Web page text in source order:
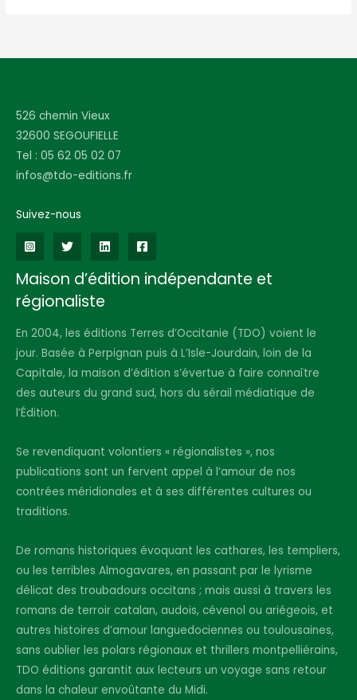
526 chemin Vieux
32600 SEGOUFIELLE
Tel : 05 62 05 02 07
infos@tdo-editions.fr
Suivez-nous
Maison d’édition indépendante et
régionaliste
En 2004, les éditions Terres d’Occitanie (TDO) voient le
jour. Basée à Perpignan puis à L’Isle-Jourdain, loin de la
Capitale, la maison d’édition s’évertue à faire connaître
des auteurs du grand sud, hors du sérail médiatique de
l’Édition.
Se revendiquant volontiers « régionalistes », nos
publications sont un fervent appel à l’amour de nos
contrées méridionales et à ses différentes cultures ou
traditions.
De romans historiques évoquant les cathares, les templiers,
ou les terribles Almogavares, en passant par le lyrisme
délicat des troubadours occitans ; mais aussi à travers les
romans de terroir catalan, audois, cévenol ou ariégeois, et
autres histoires d’amour languedociennes ou toulousaines,
sans oublier les polars régionaux et thrillers montpelliérains,
TDO éditions garantit aux lecteurs un voyage sans retour
dans la chaleur envoûtante du Midi.